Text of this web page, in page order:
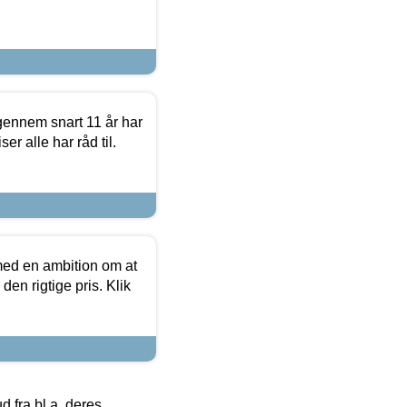
snart 11 år har
alle har råd til.
en ambition om at
den rigtige pris. Klik